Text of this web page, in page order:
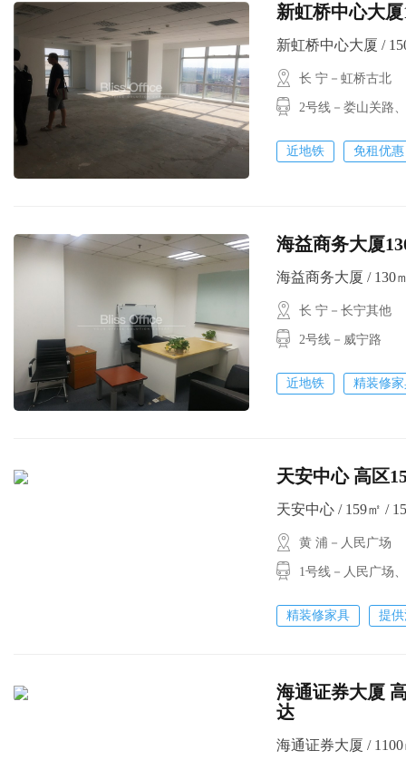
新虹桥中心大
新虹桥中心大厦 /
长 宁－虹桥古北
2号线－娄山关路
近地铁 免租优惠
海益商务大厦
海益商务大厦 / 130
长 宁－长宁其他
2号线－威宁路
近地铁 精装修
天安中心 高区
天安中心 / 159㎡ / 15
黄 浦－人民广场
1号线－人民广场
精装修家具 提
海通证券大厦 高区
达
海通证券大厦 / 1100